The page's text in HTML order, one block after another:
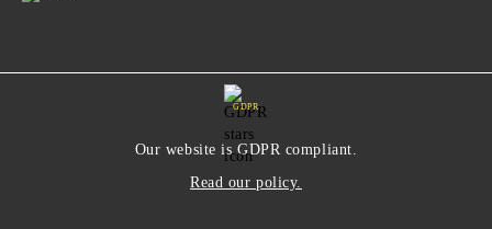
GDPR
Our website is GDPR compliant.
Read our policy.